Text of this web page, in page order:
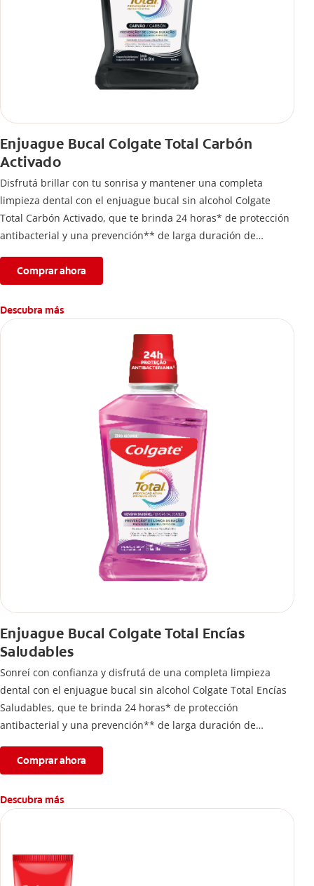
Enjuague Bucal Colgate Total Carbón
Activado
Disfrutá brillar con tu sonrisa y mantener una completa
limpieza dental con el enjuague bucal sin alcohol Colgate
Total Carbón Activado, que te brinda 24 horas* de protección
antibacterial y una prevención** de larga duración de
Comprar ahora
Descubra más
Enjuague Bucal Colgate Total Encías
Saludables
Sonreí con confianza y disfrutá de una completa limpieza
dental con el enjuague bucal sin alcohol Colgate Total Encías
Saludables, que te brinda 24 horas* de protección
antibacterial y una prevención** de larga duración de
Comprar ahora
Descubra más